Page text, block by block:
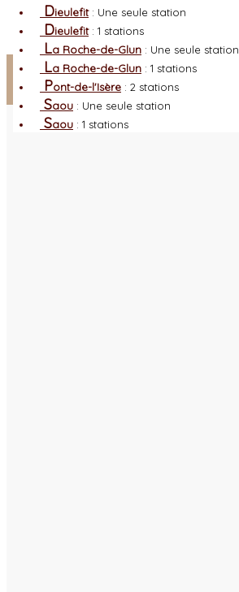
Facebook
Connexion adhérent
Dieulefit: Une seule station
Dieulefit: 1 stations
La Roche-de-Glun : Une seule station
La Roche-de-Glun : 1 stations
Pont-de-l'Isère : 2 stations
Saou : Une seule station
Saou : 1 stations